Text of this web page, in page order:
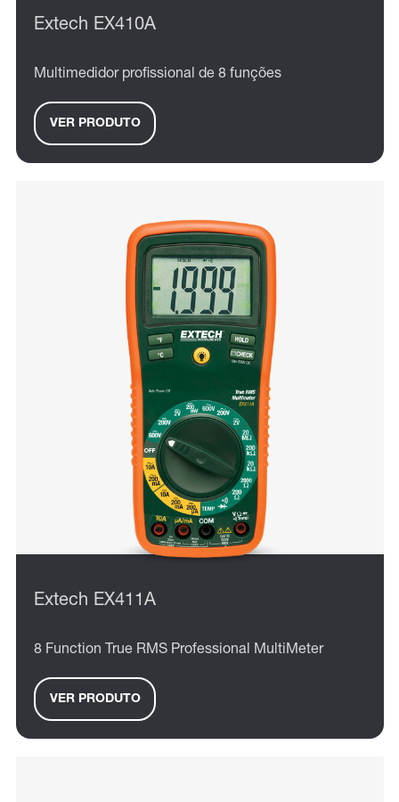
Extech EX410A
Multimedidor profissional de 8 funções
VER PRODUTO
Extech EX411A
8 Function True RMS Professional MultiMeter
VER PRODUTO